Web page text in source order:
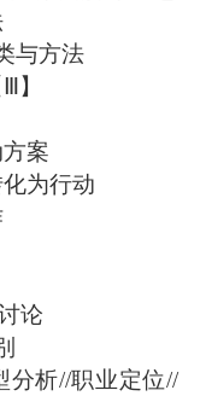
与方法
】
案
为行动
论
分析//职业定位//